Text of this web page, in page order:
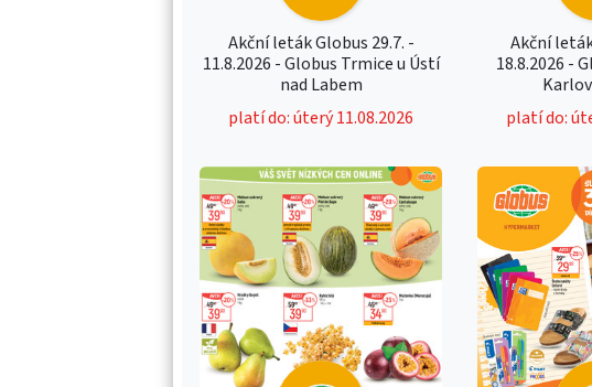
Akční leták Globus 29.7. -
11.8.2026 - Globus Trmice u Ústí
nad Labem
platí do: úterý 11.08.2026
Akční
18.8.2026 -
platí do: